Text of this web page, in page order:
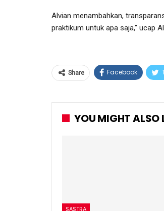
Alvian menambahkan,
praktikum untuk apa saja,” ucap
Share Facebook
YOU MIGHT ALSO
SASTRA